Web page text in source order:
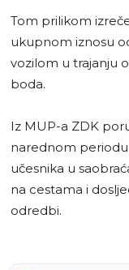
Tom prilikom
ukupnom iznosu
vozilom u trajanju
boda.
Iz MUP-a ZDK
narednom
učesnika u
na cestama i
odredbi.